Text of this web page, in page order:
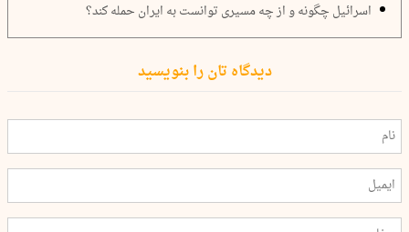
اسرائیل چگونه و از چه مسیری توانست به ایران حمله کند؟
دیدگاه تان را بنویسید